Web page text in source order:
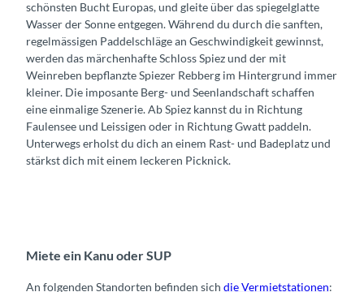
schönsten Bucht Europas, und gleite über das spiegelglatte
Wasser der Sonne entgegen. Während du durch die sanften,
regelmässigen Paddelschläge an Geschwindigkeit gewinnst,
werden das märchenhafte Schloss Spiez und der mit
Weinreben bepflanzte Spiezer Rebberg im Hintergrund immer
kleiner. Die imposante Berg- und Seenlandschaft schaffen
eine einmalige Szenerie. Ab Spiez kannst du in Richtung
Faulensee und Leissigen oder in Richtung Gwatt paddeln.
Unterwegs erholst du dich an einem Rast- und Badeplatz und
stärkst dich mit einem leckeren Picknick.
Miete ein Kanu oder SUP
An folgenden Standorten befinden sich die Vermietstationen: